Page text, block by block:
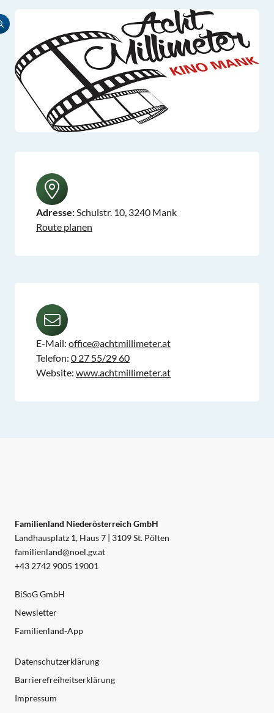
Adresse:Schulstr. 10, 3240 Mank
Route planen
E-Mail: office@achtmillimeter.at
Telefon: 0 27 55/29 60
Website: www.achtmillimeter.at
Familienland Niederösterreich GmbH
Landhausplatz 1, Haus 7 | 3109 St. Pölten
familienland@noel.gv.at
+43 2742 9005 19001
BiSoG GmbH
Newsletter
Familienland-App
Datenschutzerklärung
Barrierefreiheitserklärung
Impressum